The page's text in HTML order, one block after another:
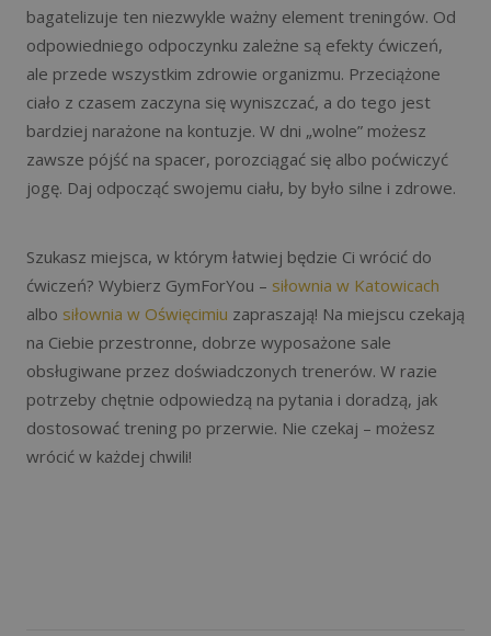
bagatelizuje ten niezwykle ważny element treningów. Od
odpowiedniego odpoczynku zależne są efekty ćwiczeń,
ale przede wszystkim zdrowie organizmu. Przeciążone
ciało z czasem zaczyna się wyniszczać, a do tego jest
bardziej narażone na kontuzje. W dni „wolne” możesz
zawsze pójść na spacer, porozciągać się albo poćwiczyć
jogę. Daj odpocząć swojemu ciału, by było silne i zdrowe.
Szukasz miejsca, w którym łatwiej będzie Ci wrócić do
ćwiczeń? Wybierz GymForYou – siłownia w Katowicach
albo siłownia w Oświęcimiu zapraszają! Na miejscu czekają
na Ciebie przestronne, dobrze wyposażone sale
obsługiwane przez doświadczonych trenerów. W razie
potrzeby chętnie odpowiedzą na pytania i doradzą, jak
dostosować trening po przerwie. Nie czekaj – możesz
wrócić w każdej chwili!